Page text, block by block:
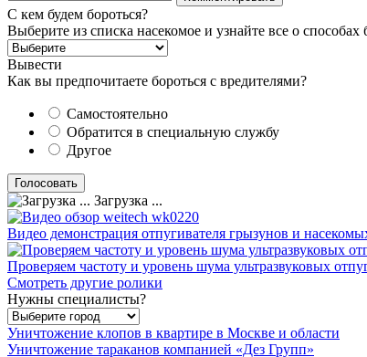
С кем будем бороться?
Выберите из списка насекомое и узнайте все о
Вывести
Как вы предпочитаете бороться с вредителями?
Самостоятельно
Обратится в специальную службу
Другое
Загрузка ...
Видео демонстрация отпугивателя грызунов и
Проверяем частоту и уровень шума ультразвуковых
Смотреть другие ролики
Нужны специалисты?
Уничтожение клопов в квартире в Москве и области
Уничтожение тараканов компанией «Дез Групп»